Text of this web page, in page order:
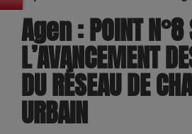
Agen : POINT N°8
L’AVANCEMENT
DU RÉSEAU DE
URBAIN